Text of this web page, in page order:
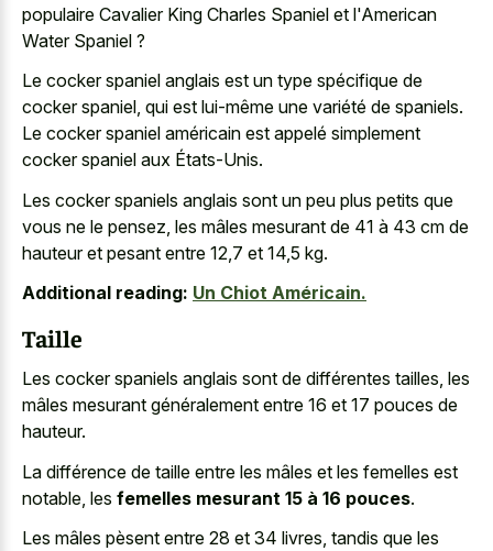
populaire Cavalier King Charles Spaniel et l'American
Water Spaniel ?
Le cocker spaniel anglais est un type spécifique de
cocker spaniel, qui est lui-même une variété de spaniels.
Le cocker spaniel américain est appelé simplement
cocker spaniel aux États-Unis.
Les cocker spaniels anglais sont un peu plus petits que
vous ne le pensez, les mâles mesurant de 41 à 43 cm de
hauteur et pesant entre 12,7 et 14,5 kg.
Additional reading: Un Chiot Américain.
Taille
Les cocker spaniels anglais sont de différentes tailles, les
mâles mesurant généralement entre 16 et 17 pouces de
hauteur.
La différence de taille entre les mâles et les femelles est
notable, les femelles mesurant 15 à 16 pouces.
Les mâles pèsent entre 28 et 34 livres, tandis que les